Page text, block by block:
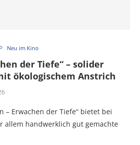
Neu im Kino
der Tiefe“ – solider
ökologischem Anstrich
– Erwachen der Tiefe“ bietet bei
allem handwerklich gut gemachte